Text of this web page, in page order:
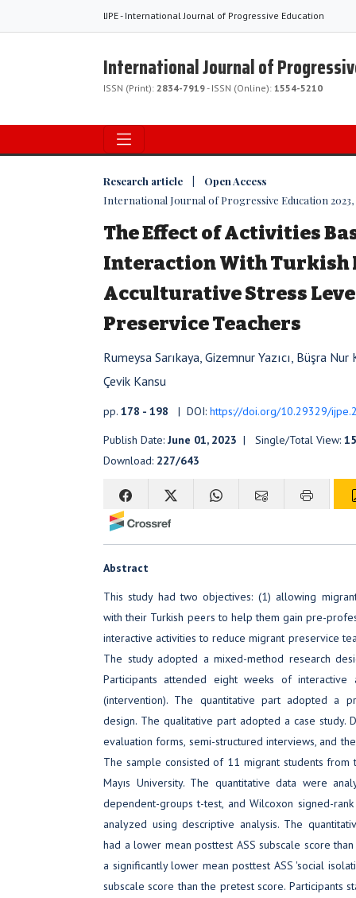
IJPE - International Journal of Progressive Education
International Journal of
ISSN (Print): 2834-7919- ISSN (Online): 1554-5210
Research article | Open Access
International Journal of Progressive Education 2023,
The Effect of Activities
Interaction With Turkish
Acculturative Stress
Preservice Teachers
Rumeysa Sarıkaya, Gizemnur Yazıcı, Büşra
Çevik Kansu
pp. 178 - 198 | DOI: https://doi.org/10.29329/
Publish Date: June 01, 2023 | Single/Total View:
Download: 227/643
Abstract
This study had two objectives: (1) allowing
with their Turkish peers to help them gain pre-
interactive activities to reduce migrant preservice
The study adopted a mixed-method research
Participants attended eight weeks of interactive
(intervention). The quantitative part adopted a
design. The qualitative part adopted a case study.
evaluation forms, semi-structured interviews, and
The sample consisted of 11 migrant students from
Mayıs University. The quantitative data were
dependent-groups t-test, and Wilcoxon signed-
analyzed using descriptive analysis. The
had a lower mean posttest ASS subscale score
a significantly lower mean posttest ASS 'social
subscale score than the pretest score. Participants